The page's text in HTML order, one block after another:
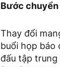
Bước
Thay đổi
buổi họp báo
đấu tập